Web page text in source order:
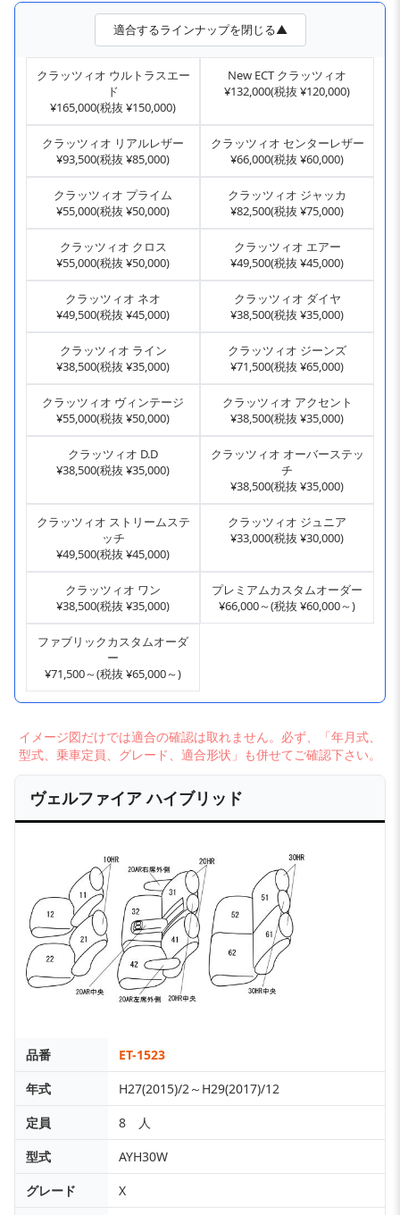
適合するラインナップを閉じる▲
クラッツィオ ウルトラスエー
ド
¥165,000(税抜 ¥150,000)
New ECT クラッツィオ
¥132,000(税抜 ¥120,000)
クラッツィオ リアルレザー
¥93,500(税抜 ¥85,000)
クラッツィオ センターレザー
¥66,000(税抜 ¥60,000)
クラッツィオ プライム
¥55,000(税抜 ¥50,000)
クラッツィオ ジャッカ
¥82,500(税抜 ¥75,000)
クラッツィオ クロス
¥55,000(税抜 ¥50,000)
クラッツィオ エアー
¥49,500(税抜 ¥45,000)
クラッツィオ ネオ
¥49,500(税抜 ¥45,000)
クラッツィオ ダイヤ
¥38,500(税抜 ¥35,000)
クラッツィオ ライン
¥38,500(税抜 ¥35,000)
クラッツィオ ジーンズ
¥71,500(税抜 ¥65,000)
クラッツィオ ヴィンテージ
¥55,000(税抜 ¥50,000)
クラッツィオ アクセント
¥38,500(税抜 ¥35,000)
クラッツィオ D.D
¥38,500(税抜 ¥35,000)
クラッツィオ オーバーステッ
チ
¥38,500(税抜 ¥35,000)
クラッツィオ ストリームステ
ッチ
¥49,500(税抜 ¥45,000)
クラッツィオ ジュニア
¥33,000(税抜 ¥30,000)
クラッツィオ ワン
¥38,500(税抜 ¥35,000)
プレミアムカスタムオーダー
¥66,000～(税抜 ¥60,000～)
ファブリックカスタムオーダ
ー
¥71,500～(税抜 ¥65,000～)
イメージ図だけでは適合の確認は取れません。必ず、「年月式、
型式、乗車定員、グレード、適合形状」も併せてご確認下さい。
ヴェルファイア ハイブリッド
品番
ET-1523
年式
H27(2015)/2～H29(2017)/12
定員
8 人
型式
AYH30W
グレード
X